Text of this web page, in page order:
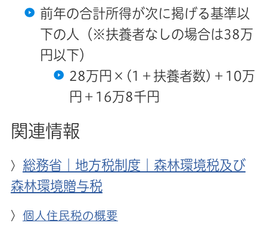
前年の合計所得が次に掲げる基準以
下の人（※扶養者なしの場合は38万
円以下）
28万円×(1＋扶養者数)＋10万
円＋16万8千円
関連情報
〉 総務省｜地方税制度｜森林環境税及び
森林環境贈与税
〉 個人住民税の概要